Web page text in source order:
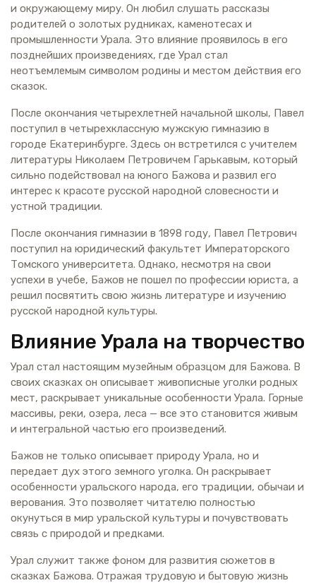
и окружающему миру. Он любил слушать рассказы
родителей о золотых рудниках, каменотесах и
промышленности Урала. Это влияние проявилось в его
позднейших произведениях, где Урал стал
неотъемлемым символом родины и местом действия его
сказок.
После окончания четырехлетней начальной школы, Павел
поступил в четырехклассную мужскую гимназию в
городе Екатеринбурге. Здесь он встретился с учителем
литературы Николаем Петровичем Гарькавым, который
сильно подействовал на юного Бажова и развил его
интерес к красоте русской народной словесности и
устной традиции.
После окончания гимназии в 1898 году, Павел Петрович
поступил на юридический факультет Императорского
Томского университета. Однако, несмотря на свои
успехи в учебе, Бажов не пошел по профессии юриста, а
решил посвятить свою жизнь литературе и изучению
русской народной культуры.
Влияние Урала на творчество
Урал стал настоящим музейным образцом для Бажова. В
своих сказках он описывает живописные уголки родных
мест, раскрывает уникальные особенности Урала. Горные
массивы, реки, озера, леса — все это становится живым
и интегральной частью его произведений.
Бажов не только описывает природу Урала, но и
передает дух этого земного уголка. Он раскрывает
особенности уральского народа, его традиции, обычаи и
верования. Это позволяет читателю полностью
окунуться в мир уральской культуры и почувствовать
связь с природой и предками.
Урал служит также фоном для развития сюжетов в
сказках Бажова. Отражая трудовую и бытовую жизнь